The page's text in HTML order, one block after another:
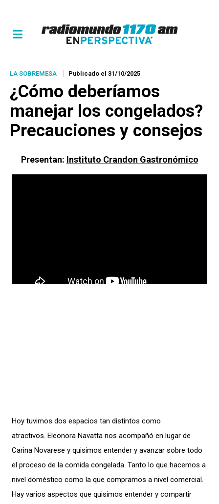
LA SOBREMESA Publicado el 31/10/2025
¿Cómo deberíamos
manejar los congelados?
Precauciones y consejos
Presentan: Instituto Crandon Gastronómico
Hoy tuvimos dos espacios tan distintos como
atractivos. Eleonora Navatta nos acompañó en lugar de
Carina Novarese y quisimos entender y avanzar sobre todo
el proceso de la comida congelada. Tanto lo que hacemos a
nivel doméstico como la que compramos a nivel comercial.
Hay varios aspectos que quisimos entender y compartir